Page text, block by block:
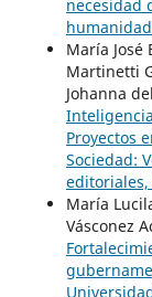
necesidad
María
Martinetti
Johanna
Proyectos
Sociedad:
María
Vásconez